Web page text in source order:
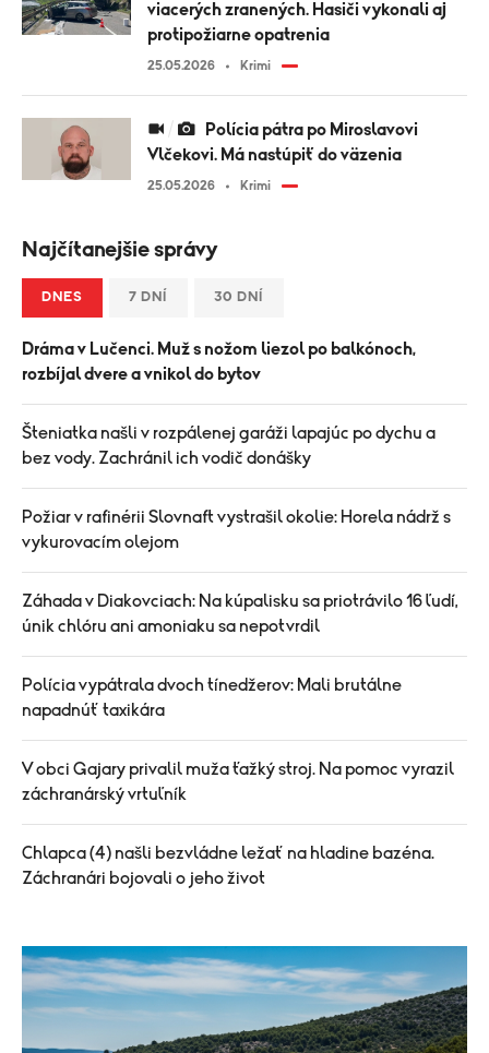
viacerých zranených. Hasiči vykonali aj
protipožiarne opatrenia
25.05.2026 Krimi
Vlčekovi. Má nastúpiť do väzenia
25.05.2026 Krimi
Najčítanejšie správy
DNES 7 DNÍ 30 DNÍ
Dráma v Lučenci. Muž s nožom liezol po balkónoch,
rozbíjal dvere a vnikol do bytov
Šteniatka našli v rozpálenej garáži lapajúc po dychu a
bez vody. Zachránil ich vodič donášky
Požiar v rafinérii Slovnaft vystrašil okolie: Horela nádrž s
vykurovacím olejom
Záhada v Diakovciach: Na kúpalisku sa priotrávilo 16 ľudí,
únik chlóru ani amoniaku sa nepotvrdil
Polícia vypátrala dvoch tínedžerov: Mali brutálne
napadnúť taxikára
V obci Gajary privalil muža ťažký stroj. Na pomoc vyrazil
záchranárský vrtuľník
Chlapca (4) našli bezvládne ležať na hladine bazéna.
Záchranári bojovali o jeho život